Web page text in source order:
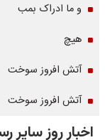
و ما ادراک بمب
هیچ
آتش افروز سوخت
آتش افروز سوخت